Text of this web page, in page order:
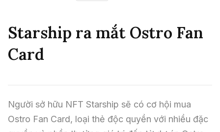
Tin Tức Bitcoin
Tin Tức Altcoin
Tin Tức Thị Trường
ATM Analytics
Phân Tích Bitcoin
Phân Tích Ethereum
Phân Tích Thị Trường
Thuật Ngữ Cơ Bản
Kiến Thức Tổng Hợp
Chỉ Báo Kỹ Thuật
Starship ra mắt Ostro Fan
Card
Người sở hữu NFT Starship sẽ có cơ hội mua
Ostro Fan Card, loại thẻ độc quyền với nhiều đặc